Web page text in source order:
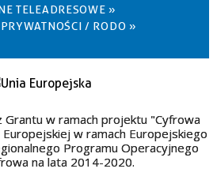
TELEADRESOWE »
/ RODO »
Grantu w ramach projektu "Cyfrowa
w ramach Europejskiego
Programu Operacyjnego
na lata 2014-2020.